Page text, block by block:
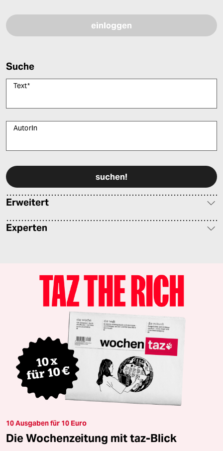
Suche
Text*
AutorIn
Erweitert
Experten
10 Ausgaben für 10 Euro
Die Wochenzeitung mit taz-Blick